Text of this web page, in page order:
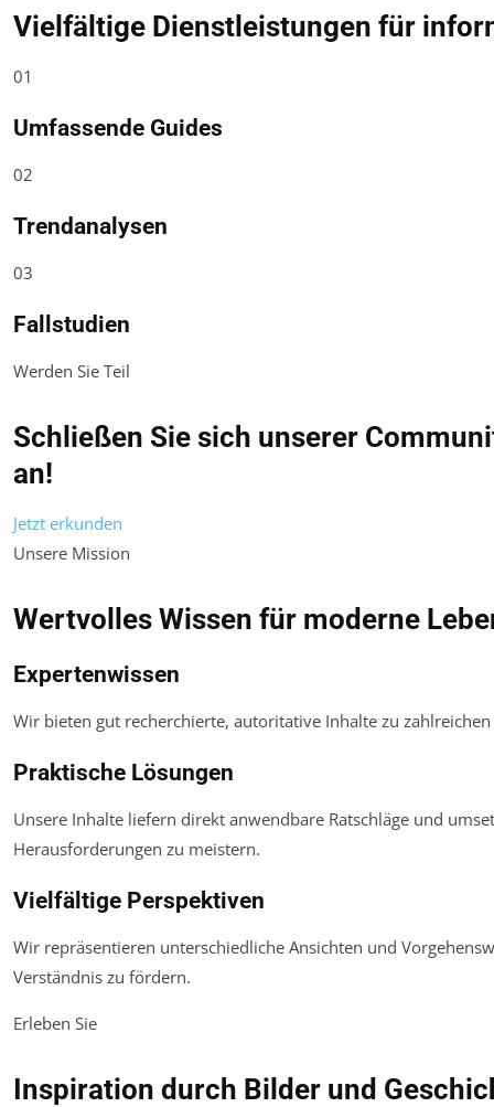
Vielfältige Dienstleistungen für
01
Umfassende Guides
02
Trendanalysen
03
Fallstudien
Werden Sie Teil
Schließen Sie sich unserer
an!
Jetzt erkunden
Unsere Mission
Wertvolles Wissen für moderne
Expertenwissen
Wir bieten gut recherchierte, autoritative Inhalte zu
Praktische Lösungen
Unsere Inhalte liefern direkt anwendbare Ratschläge und
Herausforderungen zu meistern.
Vielfältige Perspektiven
Wir repräsentieren unterschiedliche Ansichten und
Verständnis zu fördern.
Erleben Sie
Inspiration durch Bilder und